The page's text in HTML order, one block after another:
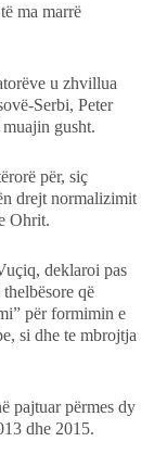
ma marrë
u zhvillua
Serbi, Peter
gusht.
për, siç
drejt normalizimit
Ohrit.
deklaroi pas
që
për formimin e
si dhe te mbrojtja
pajtuar përmes dy
dhe 2015.